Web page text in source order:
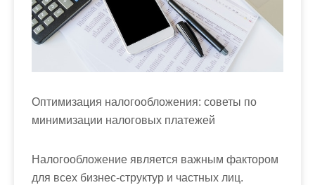
Оптимизация налогообложения: советы по
минимизации налоговых платежей
Налогообложение является важным фактором
для всех бизнес-структур и частных лиц.